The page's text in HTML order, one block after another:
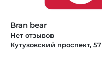
Bran bear
Нет отзывов
Кутузовский проспект, 57